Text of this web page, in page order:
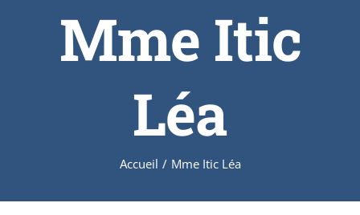
Mme Itic
Léa
Accueil / Mme Itic Léa